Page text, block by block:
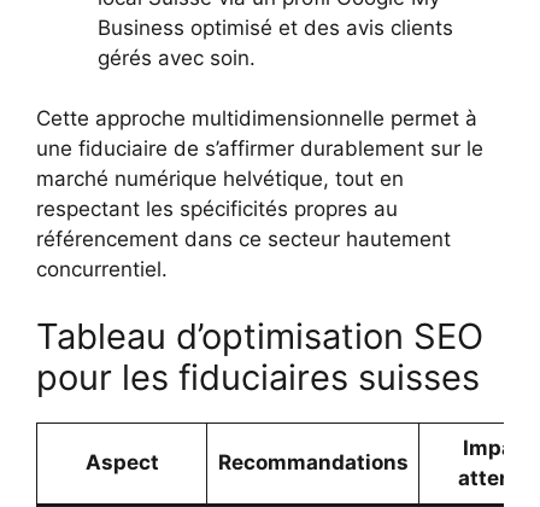
Business optimisé et des avis clients
gérés avec soin.
Cette approche multidimensionnelle permet à
une fiduciaire de s’affirmer durablement sur le
marché numérique helvétique, tout en
respectant les spécificités propres au
référencement dans ce secteur hautement
concurrentiel.
Tableau d’optimisation SEO
pour les fiduciaires suisses
Aspect Recommandations
Impact
attendu